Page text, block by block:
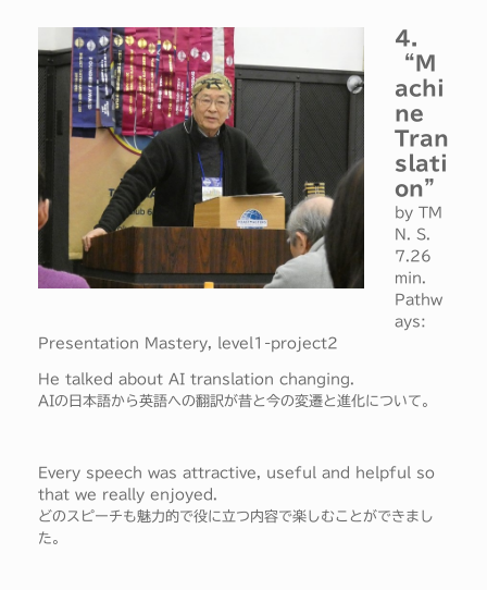
4.
“M
achi
ne
Tran
slati
on”
by TM
N. S.
7.26
min.
Pathw
ays:
Presentation Mastery, level1-project2
He talked about AI translation changing.
AIの日本語から英語への翻訳が昔と今の変遷と進化について。
Every speech was attractive, useful and helpful so
that we really enjoyed.
どのスピーチも魅力的で役に立つ内容で楽しむことができまし
た。